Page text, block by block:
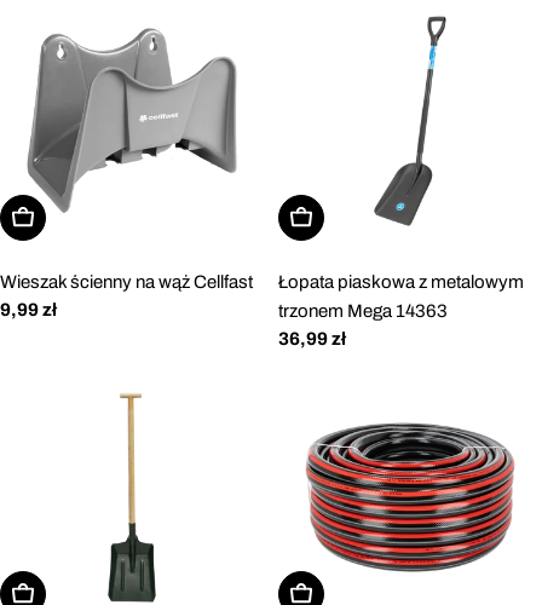
Dodaj do koszyka
Wieszak ścienny na wąż Cellfast
Cena
9,99 zł
Dodaj do koszyka
Łopata piaskowa z metalowym
trzonem Mega 14363
Cena
36,99 zł
Dodaj do koszyka Dodaj do koszyka